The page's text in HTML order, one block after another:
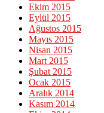
Ekim 2015
Eylül 2015
Ağustos 2015
Mayıs 2015
Nisan 2015
Mart 2015
Şubat 2015
Ocak 2015
Aralık 2014
Kasım 2014